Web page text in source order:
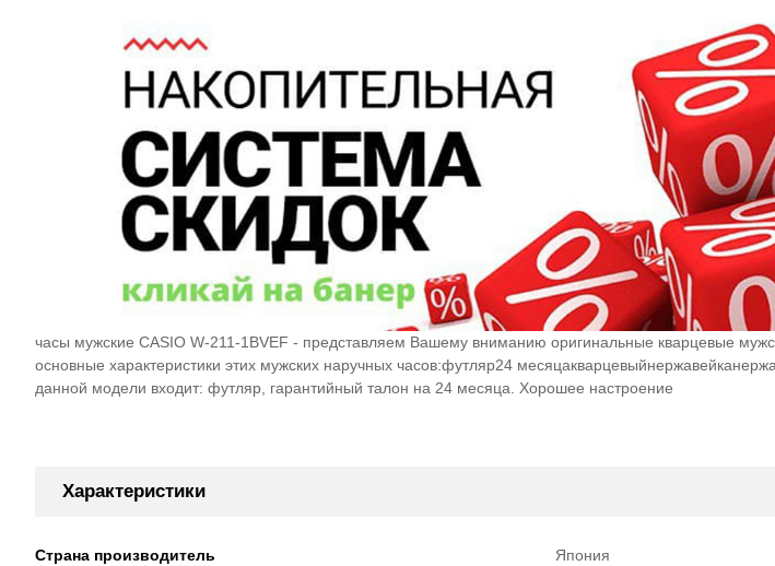
часы мужские CASIO W-211-1BVEF - представляем Вашему вниманию оригинальные кварцевые
основные характеристики этих мужских наручных часов:футляр24
данной модели входит: футляр, гарантийный талон на 24 месяца. Хорошее настроение
Характеристики
Страна производитель Япония